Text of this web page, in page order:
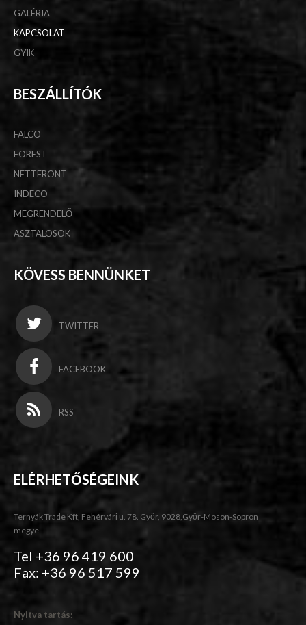
GALÉRIA
KAPCSOLAT
GYIK
BESZÁLLÍTÓK
FALCO
FOREST
NETTFRONT
INDECO
MEGRENDELŐ
ASZTALOSOK
KÖVESS BENNÜNKET
TWITTER
FACEBOOK
RSS
ELÉRHETŐSÉGEINK
Ternyák Trade Kft, Fehérvári u. 78. Győr, 9028,Győr-Moson-Sopron
megye
Tel +36 96 419 600
Fax: +36 96 517 599
Nyitva tartás: